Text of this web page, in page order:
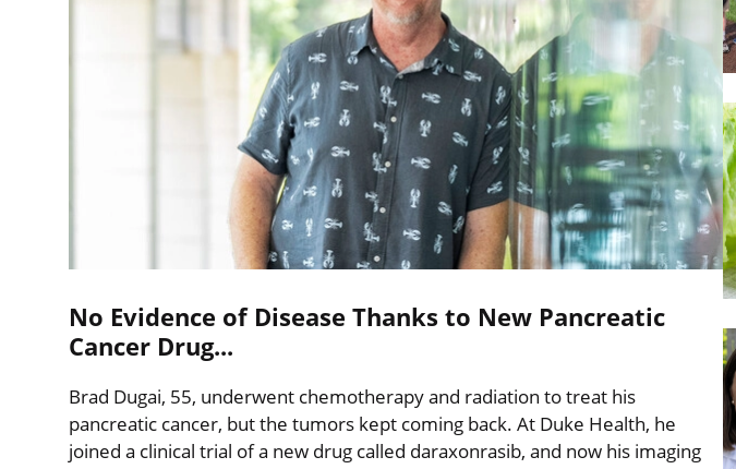
No Evidence of Disease Thanks to New Pancreatic
Cancer Drug...
Brad Dugai, 55, underwent chemotherapy and radiation to treat his
pancreatic cancer, but the tumors kept coming back. At Duke Health, he
joined a clinical trial of a new drug called daraxonrasib, and now his imaging